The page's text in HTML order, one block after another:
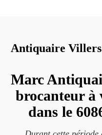
Antiquaire Villers
Marc
brocanteur à
dans le